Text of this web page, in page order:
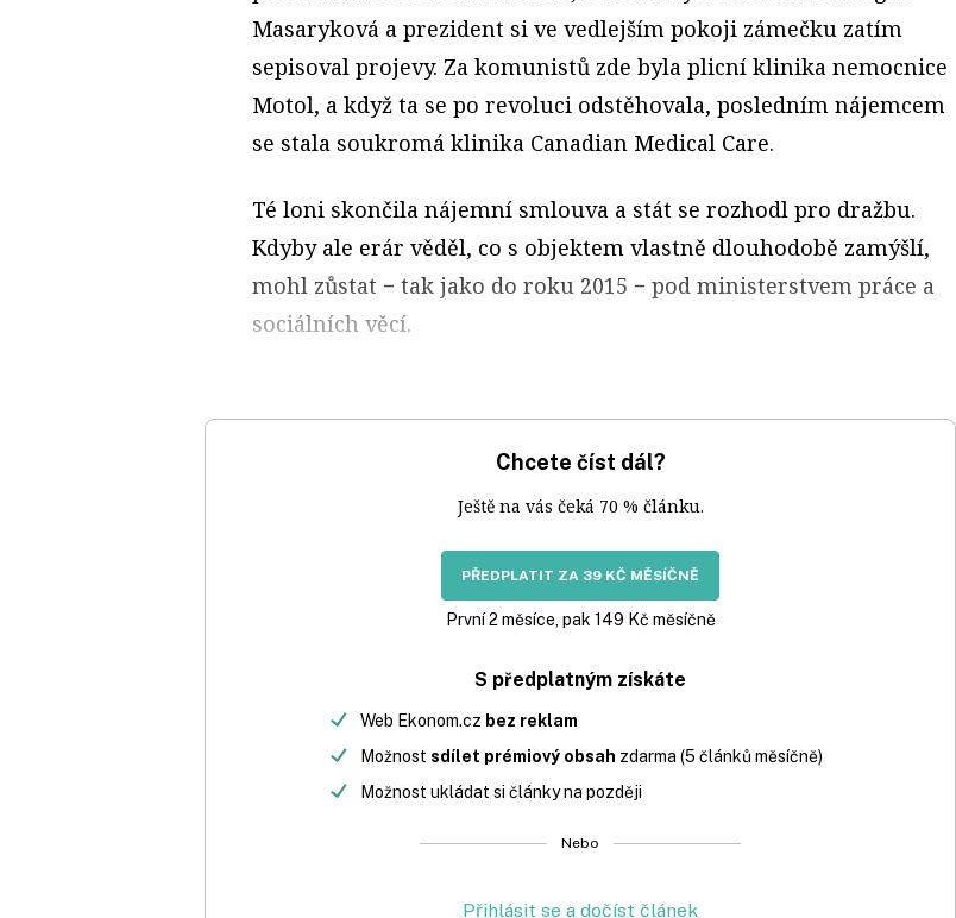
Masaryková a prezident si ve vedlejším pokoji zámečku zatím
sepisoval projevy. Za komunistů zde byla plicní klinika nemocnice
Motol, a když ta se po revoluci odstěhovala, posledním nájemcem
se stala soukromá klinika Canadian Medical Care.
Té loni skončila nájemní smlouva a stát se rozhodl pro dražbu.
Kdyby ale erár věděl, co s objektem vlastně dlouhodobě zamýšlí,
mohl zůstat − tak jako do roku 2015 − pod ministerstvem práce a
sociálních věcí.
Chcete číst dál?
Ještě na vás čeká 70 % článku.
PŘEDPLATIT ZA 39 KČ MĚSÍČNĚ
První 2 měsíce, pak 149 Kč měsíčně
S předplatným získáte
Web Ekonom.cz bez reklam
Možnost sdílet prémiový obsah zdarma (5 článků měsíčně)
Možnost ukládat si články na později
Nebo
Přihlásit se a dočíst článek